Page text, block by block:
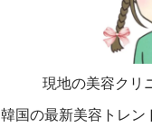
現地の美容クリ
韓国の最新美容トレン